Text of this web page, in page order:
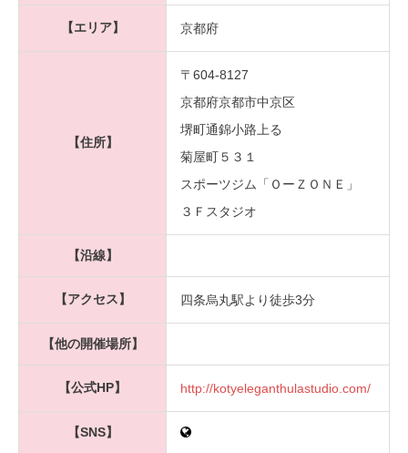
【エリア】 京都府
【住所】
〒604-8127
京都府京都市中京区
堺町通錦小路上る
菊屋町５３１
スポーツジム「ＯーＺＯＮＥ」
３Ｆスタジオ
【沿線】
【アクセス】 四条烏丸駅より徒歩3分
【他の開催場所】
【公式HP】 http://kotyeleganthulastudio.com/
【SNS】